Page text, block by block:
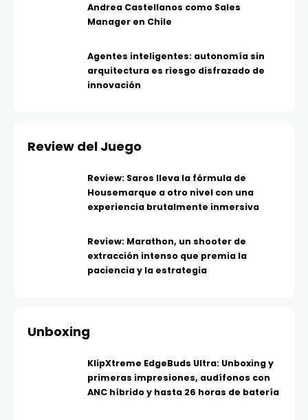
Andrea Castellanos como Sales
Manager en Chile
Agentes inteligentes: autonomía sin
arquitectura es riesgo disfrazado de
innovación
Review del Juego
Review: Saros lleva la fórmula de
Housemarque a otro nivel con una
experiencia brutalmente inmersiva
Review: Marathon, un shooter de
extracción intenso que premia la
paciencia y la estrategia
Unboxing
KlipXtreme EdgeBuds Ultra: Unboxing y
primeras impresiones, audífonos con
ANC híbrido y hasta 26 horas de batería